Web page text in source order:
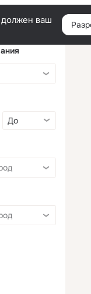
должен ваш